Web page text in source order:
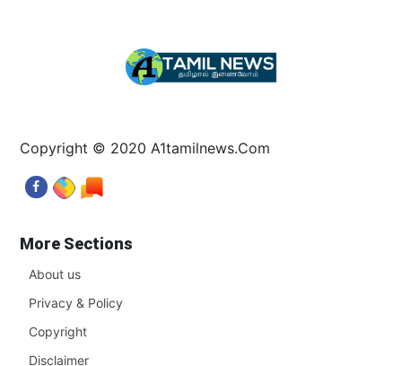
Copyright © 2020 A1tamilnews.Com
More Sections
About us
Privacy & Policy
Copyright
Disclaimer